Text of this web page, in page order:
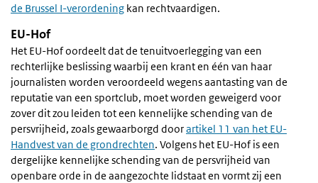
de Brussel I-verordening kan rechtvaardigen.
EU-Hof
Het EU-Hof oordeelt dat de tenuitvoerlegging van een
rechterlijke beslissing waarbij een krant en één van haar
journalisten worden veroordeeld wegens aantasting van de
reputatie van een sportclub, moet worden geweigerd voor
zover dit zou leiden tot een kennelijke schending van de
persvrijheid, zoals gewaarborgd doorartikel 11 van het EU-
Handvest van de grondrechten. Volgens het EU-Hof is een
dergelijke kennelijke schending van de persvrijheid van
openbare orde in de aangezochte lidstaat en vormt zij een